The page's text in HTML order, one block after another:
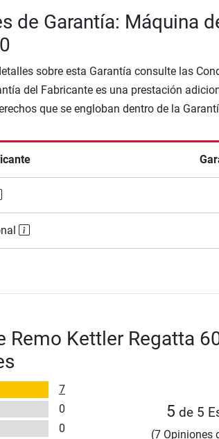
de Garantía: Máquina
sobre esta Garantía consulte las
del Fabricante es una prestación
que se engloban dentro de la
Remo Kettler Regatta
7
0
0
5 de 5
(7 Opiniones